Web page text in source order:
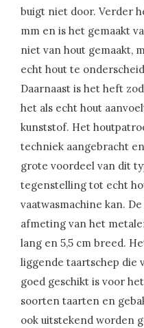
buigt niet door. Verder
mm en is het gemaakt
niet van hout gemaakt,
echt hout te
Daarnaast is het heft
het als echt hout
kunststof. Het
techniek aangebracht
grote voordeel van dit
tegenstelling tot echt
vaatwasmachine kan.
afmeting van het
lang en 5,5 cm breed.
liggende taartschep die
goed geschikt is voor
soorten taarten en
ook uitstekend worden